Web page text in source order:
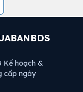
Kế hoạch &
cấp ngày